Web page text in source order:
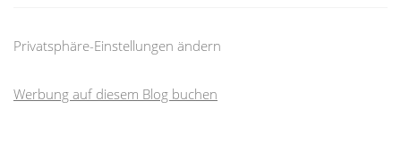
Privatsphäre-Einstellungen ändern
Werbung auf diesem Blog buchen